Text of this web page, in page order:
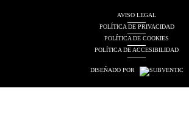
AVISO LEGAL
POLÍTICA DE PRIVACIDAD
POLÍTICA DE COOKIES
POLÍTICA DE ACCESIBILIDAD
DISEÑADO POR